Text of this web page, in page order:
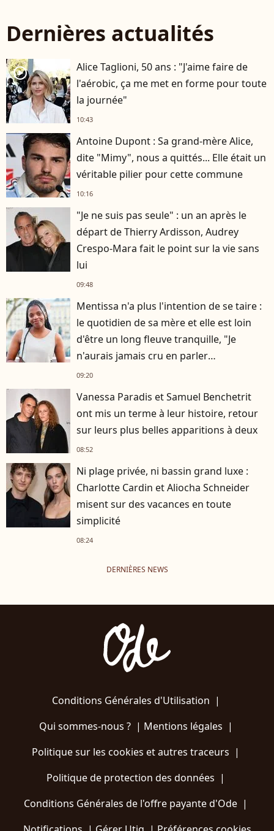
Dernières actualités
player2
Alice Taglioni, 50 ans : "J'aime faire de
l'aérobic, ça me met en forme pour toute
la journée"
10:43
Antoine Dupont : Sa grand-mère Alice,
dite "Mimy", nous a quittés... Elle était un
véritable pilier pour cette commune
10:16
"Je ne suis pas seule" : un an après le
départ de Thierry Ardisson, Audrey
Crespo-Mara fait le point sur la vie sans
lui
09:48
Mentissa n'a plus l'intention de se taire :
le quotidien de sa mère et elle est loin
d'être un long fleuve tranquille, "Je
n'aurais jamais cru en parler
publiquement"
09:20
Vanessa Paradis et Samuel Benchetrit
ont mis un terme à leur histoire, retour
sur leurs plus belles apparitions à deux
08:52
Ni plage privée, ni bassin grand luxe :
Charlotte Cardin et Aliocha Schneider
misent sur des vacances en toute
simplicité
08:24
DERNIÈRES NEWS
Conditions Générales d'Utilisation |
Qui sommes-nous ?| Mentions légales |
Politique sur les cookies et autres traceurs |
Politique de protection des données |
Conditions Générales de l'offre payante d'Ode |